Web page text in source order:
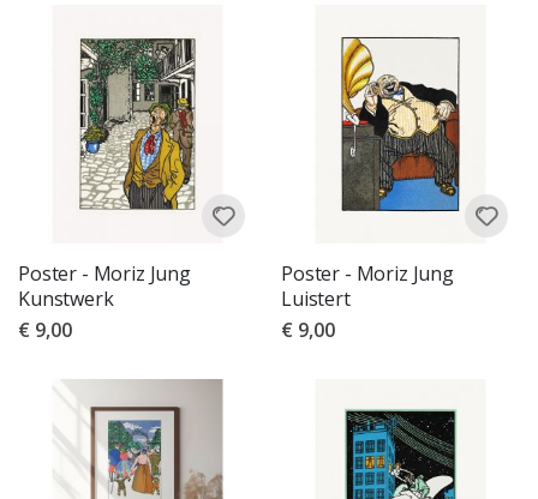
Poster - Moriz Jung
Kunstwerk
€ 9,00
Poster - Moriz Jung
Luistert
€ 9,00